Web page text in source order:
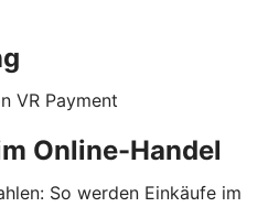
VR Payment
Online-Handel
So werden Einkäufe im